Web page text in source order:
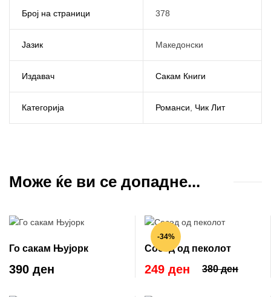
Број на страници 378
Јазик Македонски
Издавач Сакам Книги
Категорија Романси, Чик Лит
Може ќе ви се допадне...
Го сакам Њујорк
390 ден
-34%
Сосед од пеколот
380 ден
249 ден